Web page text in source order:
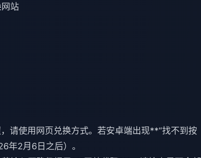
站
请使用网页兑换方式。若安卓端出现**“找不到按
年2月6日之后）。